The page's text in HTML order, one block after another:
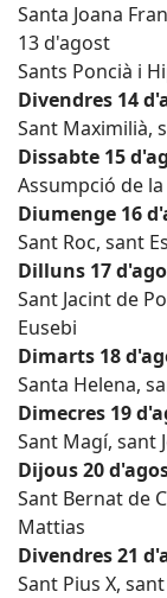
Santa Joana
13 d'agost
Sants Poncià i
Divendres 14
Sant Maximilià,
Dissabte 15
Assumpció de
Diumenge 16
Sant Roc, sant
Dilluns 17
Sant Jacint de
Eusebi
Dimarts 18
Santa Helena,
Dimecres 19
Sant Magí, sant
Dijous 20
Sant Bernat de
Mattias
Divendres 21
Sant Pius X,